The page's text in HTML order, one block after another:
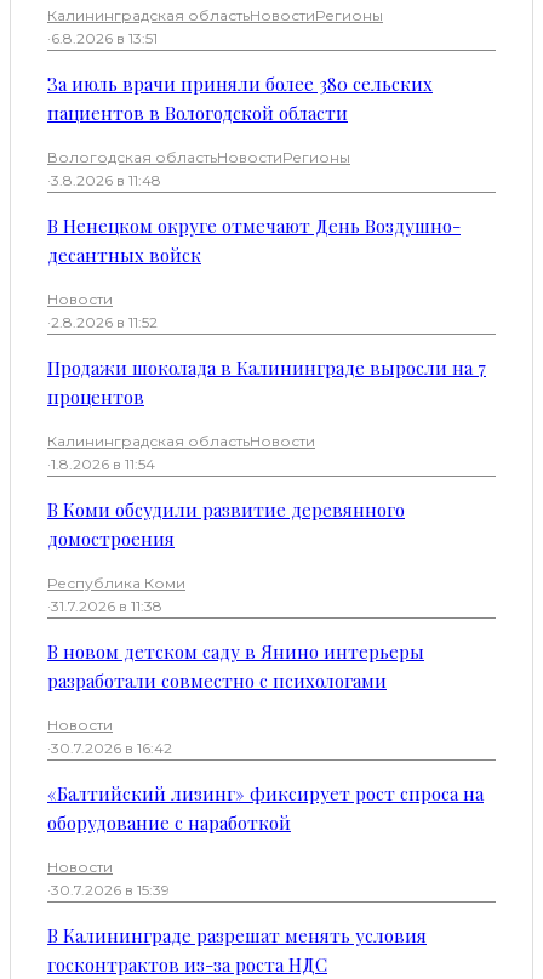
Калининградская областьНовостиРегионы
·6.8.2026 в 13:51
За июль врачи приняли более 380 сельских
пациентов в Вологодской области
Вологодская областьНовостиРегионы
·3.8.2026 в 11:48
В Ненецком округе отмечают День Воздушно-
десантных войск
Новости
·2.8.2026 в 11:52
Продажи шоколада в Калининграде выросли на 7
процентов
Калининградская областьНовости
·1.8.2026 в 11:54
В Коми обсудили развитие деревянного
домостроения
Республика Коми
·31.7.2026 в 11:38
В новом детском саду в Янино интерьеры
разработали совместно с психологами
Новости
·30.7.2026 в 16:42
«Балтийский лизинг» фиксирует рост спроса на
оборудование с наработкой
Новости
·30.7.2026 в 15:39
В Калининграде разрешат менять условия
госконтрактов из-за роста НДС